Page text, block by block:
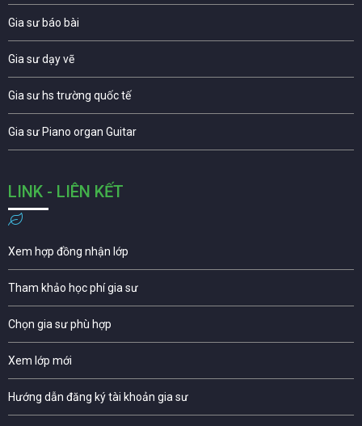
Gia sư báo bài
Gia sư dạy vẽ
Gia sư hs trường quốc tế
Gia sư Piano organ Guitar
LINK - LIÊN KẾT
Xem hợp đồng nhận lớp
Tham khảo học phí gia sư
Chọn gia sư phù hợp
Xem lớp mới
Hướng dẫn đăng ký tài khoản gia sư